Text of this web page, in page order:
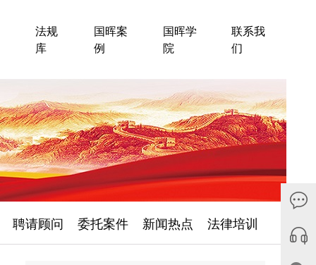
法规
库
国晖案
例
国晖学
院
联系我
们
聘请顾问 委托案件 新闻热点 法律培训